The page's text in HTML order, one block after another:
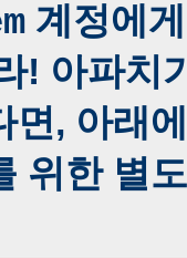
계정에
! 아파치
면, 아래
위한 별